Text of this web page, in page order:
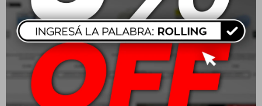
205/55R16 91V Goodyear
Eagle Sport 2
USD 158,00
215/65 R16 102H
Wrangler Workhorse AT
USD